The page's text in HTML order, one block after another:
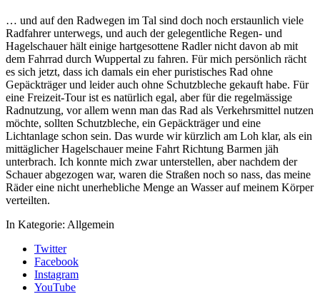
… und auf den Radwegen im Tal sind doch noch erstaunlich viele
Radfahrer unterwegs, und auch der gelegentliche Regen- und
Hagelschauer hält einige hartgesottene Radler nicht davon ab mit
dem Fahrrad durch Wuppertal zu fahren. Für mich persönlich rächt
es sich jetzt, dass ich damals ein eher puristisches Rad ohne
Gepäckträger und leider auch ohne Schutzbleche gekauft habe. Für
eine Freizeit-Tour ist es natürlich egal, aber für die regelmässige
Radnutzung, vor allem wenn man das Rad als Verkehrsmittel nutzen
möchte, sollten Schutzbleche, ein Gepäckträger und eine
Lichtanlage schon sein. Das wurde wir kürzlich am Loh klar, als ein
mittäglicher Hagelschauer meine Fahrt Richtung Barmen jäh
unterbrach. Ich konnte mich zwar unterstellen, aber nachdem der
Schauer abgezogen war, waren die Straßen noch so nass, das meine
Räder eine nicht unerhebliche Menge an Wasser auf meinem Körper
verteilten.
In Kategorie: Allgemein
Twitter
Facebook
Instagram
YouTube